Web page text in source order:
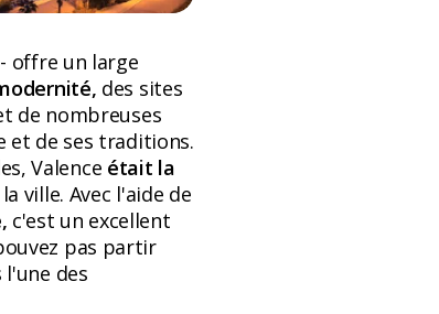
offre un large
des sites
de nombreuses
et de ses traditions.
Valence était la
ville. Avec l'aide de
c'est un excellent
pas partir
des